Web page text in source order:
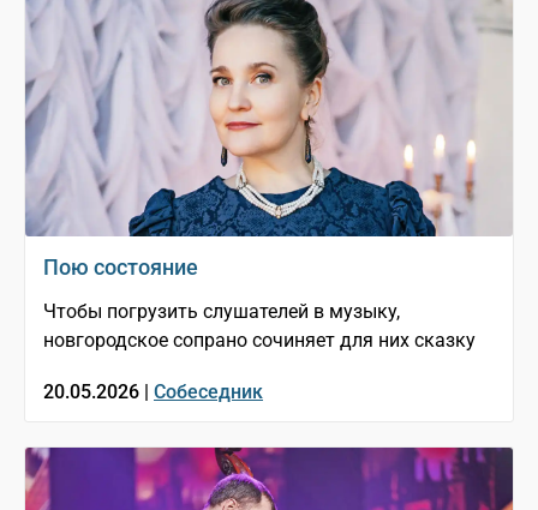
Пою состояние
Чтобы погрузить слушателей в музыку,
новгородское сопрано сочиняет для них сказку
20.05.2026 | Собеседник